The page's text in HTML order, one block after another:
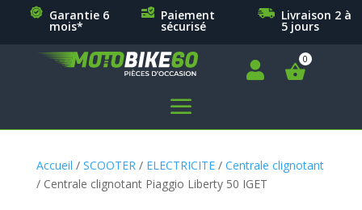
Garantie 6
mois*
Paiement
sécurisé
Livraison 2 à
5 jours

a
Accueil / SCOOTER / ELECTRICITE/ Centrale clignotant
/ Centrale clignotant Piaggio Liberty 50 IGET